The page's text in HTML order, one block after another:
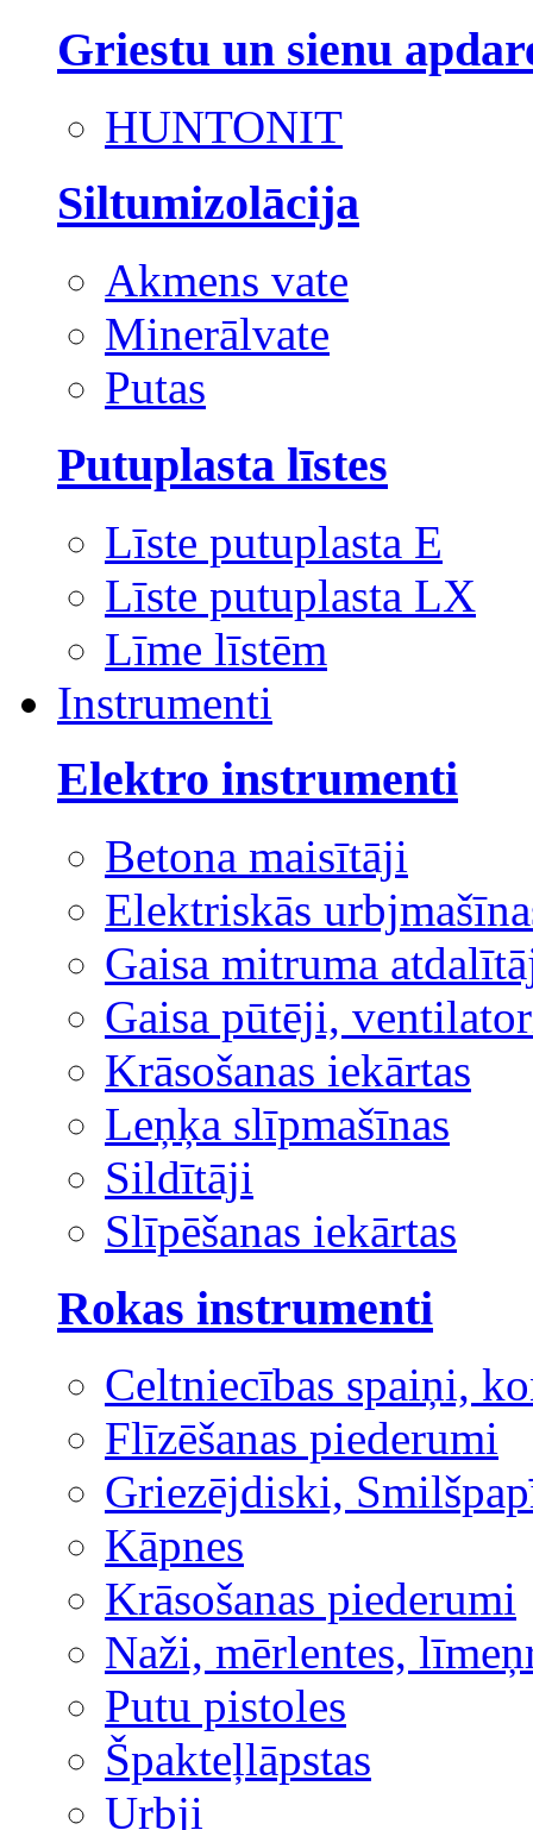
Griestu un sienu
HUNTONIT
Siltumizolācija
Akmens vate
Minerālvate
Putas
Putuplasta līstes
Līste putuplasta E
Līste putuplasta LX
Līme līstēm
Instrumenti
Elektro instrumenti
Betona maisītāji
Elektriskās
Gaisa mitruma
Gaisa pūtēji,
Krāsošanas iekārtas
Leņķa slīpmašīnas
Sildītāji
Slīpēšanas iekārtas
Rokas instrumenti
Celtniecības spaiņi,
Flīzēšanas piederumi
Griezējdiski,
Kāpnes
Krāsošanas piederumi
Naži, mērlentes,
Putu pistoles
Špakteļlāpstas
Urbji